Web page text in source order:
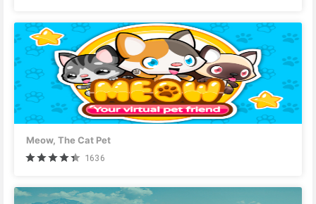
Meow, The Cat Pet
1636